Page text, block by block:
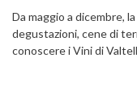
Da maggio a dicembre,
degustazioni, cene di
conoscere i Vini di